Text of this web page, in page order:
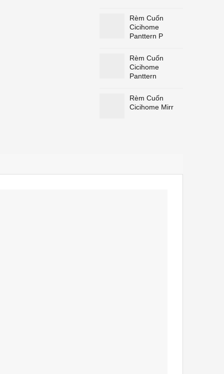
Rèm Cuốn
Cicihome
Panttern P
Rèm Cuốn
Cicihome
Panttern
Rèm Cuốn
Cicihome Mirr